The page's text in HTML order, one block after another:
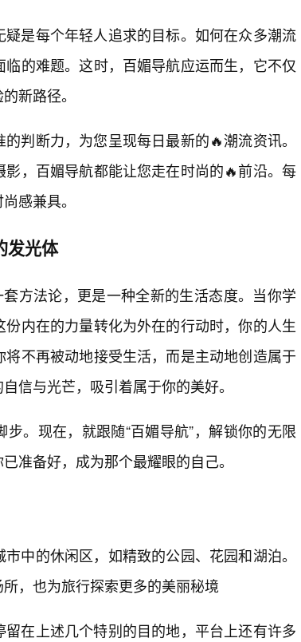
是每个年轻人追求的目标。如何在众多潮流
的难题。这时，百媚导航应运而生，它不仅
新路径。
判断力，为您呈现每日最新的🔥潮流资讯。
，百媚导航都能让您走在时尚的🔥前沿。每
感兼具。
发光体
方法论，更是一种全新的生活态度。当你学
内在的力量转化为外在的行动时，你的人生
不再被动地接受生活，而是主动地创造属于
信与光芒，吸引着属于你的美好。
。现在，就跟随“百媚导航”，解锁你的无限
准备好，成为那个最耀眼的自己。
中的休闲区，如精致的公园、花园和湖泊。
，也为旅行探索更多的美丽秘境
在上述几个特别的目的地，平台上还有许多